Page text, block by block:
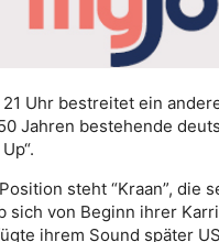
Uhr bestreitet ein
Jahren bestehende
steht “Kraan”, die
sich von Beginn ihrer
ihrem Sound später